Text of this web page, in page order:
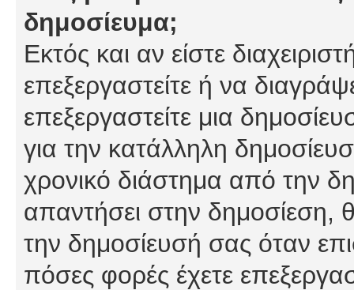
δημοσίευμα;
Εκτός και αν είστε
επεξεργαστείτε ή να
επεξεργαστείτε μια
για την κατάλληλη
χρονικό διάστημα από την
απαντήσει στην δημοσίεση,
την δημοσίευσή σας όταν
πόσες φορές έχετε